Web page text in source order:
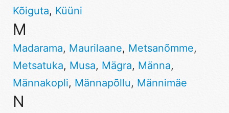
Kõiguta, Küüni
M
Madarama, Maurilaane, Metsanõmme,
Metsatuka, Musa, Mägra, Männa,
Männakopli, Männapõllu, Männimäe
N